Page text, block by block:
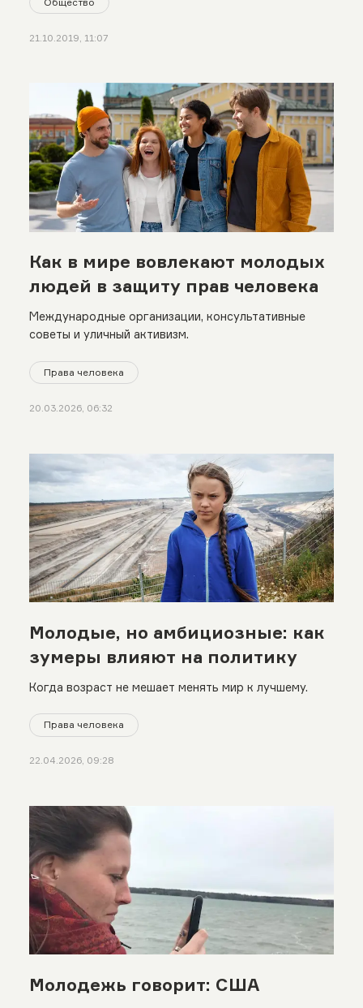
21.10.2019, 11:07
Как в мире вовлекают молодых
людей в защиту прав человека
Международные организации, консультативные
советы и уличный активизм.
Права человека
20.03.2026, 06:32
Молодые, но амбициозные: как
зумеры влияют на политику
Когда возраст не мешает менять мир к лучшему.
Права человека
22.04.2026, 09:28
Молодежь говорит: США